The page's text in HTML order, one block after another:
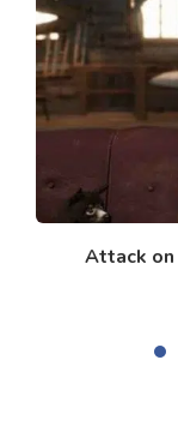
Attack